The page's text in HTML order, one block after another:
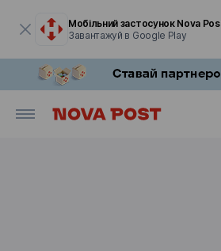
Мобільний застосунок Nova
Завантажуй в Google Play